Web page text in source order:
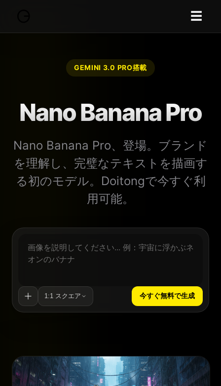
☰
GEMINI 3.0 PRO搭載
Nano Banana Pro
Nano Banana Pro、登場。ブランド
を理解し、完璧なテキストを描画す
る初のモデル。Doitongで今すぐ利
用可能。
1:1 スクエア 今すぐ無料で生成